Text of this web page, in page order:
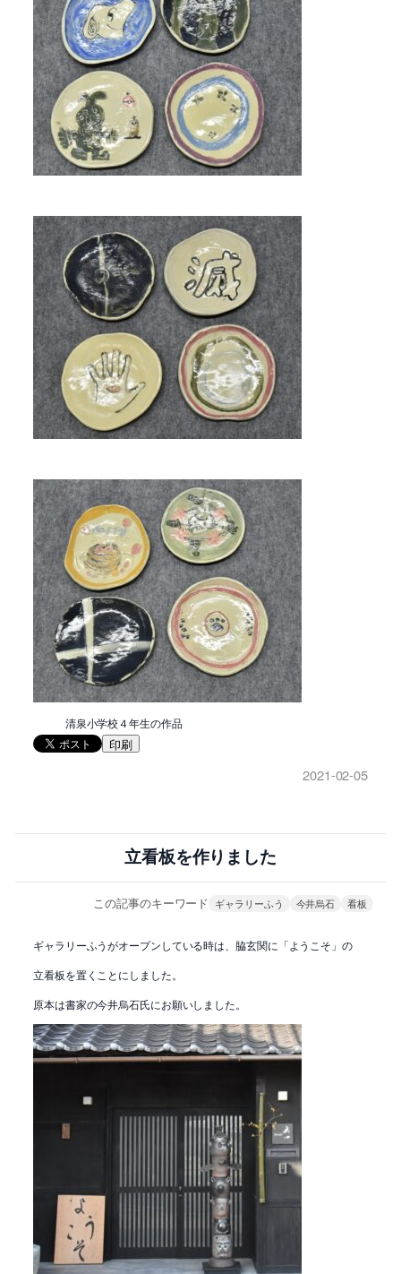
清泉小学校４年生の作品
印刷
2021-02-05
立看板を作りました
この記事のキーワード ギャラリーふう 今井烏石 看板
ギャラリーふうがオープンしている時は、脇玄関に「ようこそ」の
立看板を置くことにしました。
原本は書家の今井烏石氏にお願いしました。